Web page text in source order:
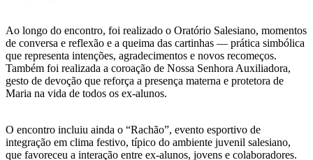
Ao longo do encontro, foi realizado o Oratório Salesiano, momentos
de conversa e reflexão e a queima das cartinhas — prática simbólica
que representa intenções, agradecimentos e novos recomeços.
Também foi realizada a coroação de Nossa Senhora Auxiliadora,
gesto de devoção que reforça a presença materna e protetora de
Maria na vida de todos os ex-alunos.
O encontro incluiu ainda o “Rachão”, evento esportivo de
integração em clima festivo, típico do ambiente juvenil salesiano,
que favoreceu a interação entre ex-alunos, jovens e colaboradores.